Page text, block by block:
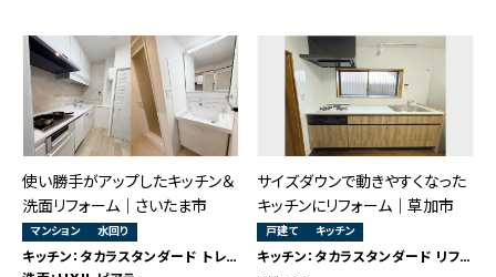
使い勝手がアップしたキッチン＆
洗面リフォーム｜さいたま市
マンション 水回り
キッチン：タカラスタンダード トレーシア
サイズダウンで動きやすくなった
キッチンにリフォーム｜草加市
戸建て キッチン
キッチン：タカラスタンダード リフィット